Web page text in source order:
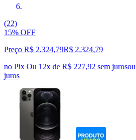
(22)
15% OFF
Preço R$ 2.324,79R$ 2.324,79
no Pix Ou 12x de R$ 227,92 sem jurosou
juros